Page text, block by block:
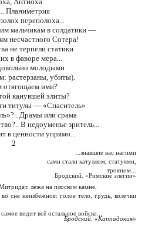
Планиметрия
переполоха...
мальчикам в солдатики —
несчастного Сотера!
не терпели статики
в фаворе мера...
молодыми
растерзаны, убиты).
отягощаем ими?
канувшей элиты?
титулы — «Спаситель»
Драмы или срама
В недоуменье зритель...
в ценности упрямо...
2
...знавшие вас нагими
сами стали катуллом, статуями,
трояном...
Бродский. «Римские элегии»
лежа на плоском камне,
во сне неизбежное: голое тело, грудь, колечки
видит всё остальное войско...
Бродский. «Каппадокия»